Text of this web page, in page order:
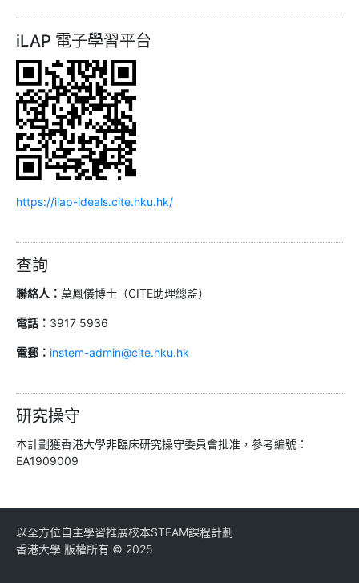
iLAP 電子學習平台
https://ilap-ideals.cite.hku.hk/
查詢
聯絡人： 莫鳳儀博士（CITE助理總監）
電話： 3917 5936
電郵： instem-admin@cite.hku.hk
研究操守
本計劃獲香港大學非臨床研究操守委員會批准，參考編號：
EA1909009
以全方位自主學習推展校本STEAM課程計劃
香港大學 版權所有 © 2025